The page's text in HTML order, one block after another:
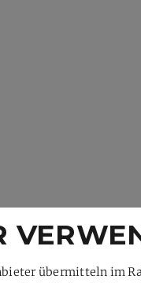
übermitteln im